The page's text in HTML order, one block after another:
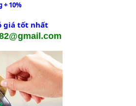
+ 10%
giá tốt nhất